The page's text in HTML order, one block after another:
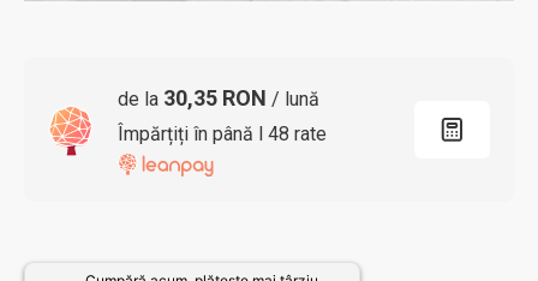
de la 30,35 RON / lună
Împărțiți în până l 48 rate